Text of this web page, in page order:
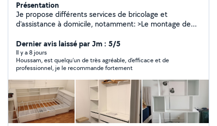
Présentation
Je propose différents services de bricolage et
d'assistance à domicile, notamment: >Le montage de
réparation d'objets ou de petits équipements >Les
petites installations et ajustements à la maison,
>Fixations murales, cadres, tringles, supports TV, fixation
d'étagères, remplacement de poignées, Ainsi que divers
travaux de bricolage >Petits réglages,
démontage/remontage, aide à l'aménagement,
>Peinture, etc. ***Je travaille avec sérieux, soin et
efficacité, en veillant toujours à laisser un travail propre
et bien réalisé. Mon objectif est de trouver des
Dernier avis laissé par Jm : 5/5
Il y a 8 jours
Houssam, est quelqu’un de très agréable, d’efficace et de
professionnel, je le recommande fortement